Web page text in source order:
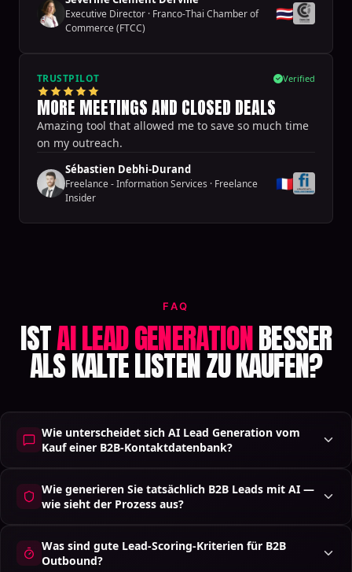
Executive Director · Franco-Thai Chamber of
Commerce (FTCC)
🇹🇭
TRUSTPILOT Verified
MORE MEETINGS AND CLOSED DEALS
Amazing tool that allowed me to save so much time
on my outreach.
Sébastien Debhi-Durand
Freelance - Information Services · Freelance
Insider
🇫🇷
FAQ
ISTAI LEAD GENERATIONBESSER
ALS KALTE LISTEN ZU KAUFEN?
Wie unterscheidet sich AI Lead Generation vom
Kauf einer B2B-Kontaktdatenbank?
Wie generieren Sie tatsächlich B2B Leads mit AI —
wie sieht der Prozess aus?
Was sind gute Lead-Scoring-Kriterien für B2B
Outbound?